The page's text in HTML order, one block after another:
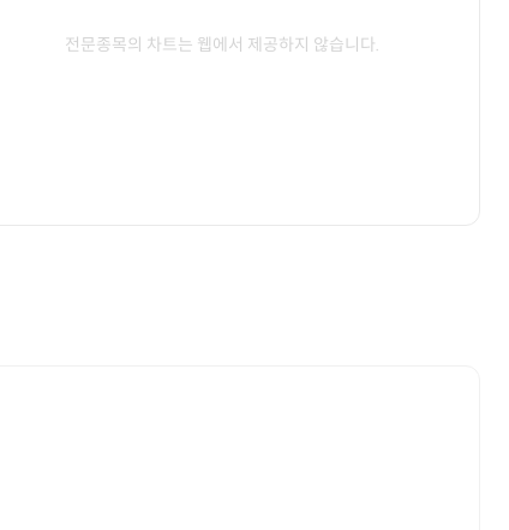
전문종목의 차트는 웹에서 제공하지 않습니다.